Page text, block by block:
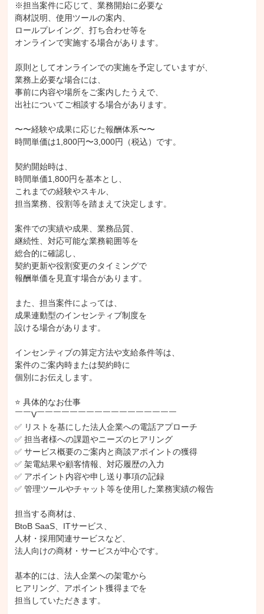
※担当案件に応じて、業務開始に必要な
商材説明、使用ツールの案内、
ロールプレイング、打ち合わせ等を
オンラインで実施する場合があります。
原則としてオンラインでの実施を予定していますが、
業務上必要な場合には、
事前に内容や場所をご案内したうえで、
出社についてご相談する場合があります。
〜〜経験や成果に応じた報酬体系〜〜
時間単価は1,800円〜3,000円（税込）です。
契約開始時は、
時間単価1,800円を基本とし、
これまでの経験やスキル、
担当業務、役割等を踏まえて決定します。
案件での実績や成果、業務品質、
継続性、対応可能な業務範囲等を
総合的に確認し、
契約更新や役割変更のタイミングで
報酬単価を見直す場合があります。
また、担当案件によっては、
成果連動型のインセンティブ制度を
設ける場合があります。
インセンティブの算定方法や支給条件等は、
案件のご案内時または契約時に
個別にお伝えします。
⭐ 具体的なお仕事
￣￣V￣￣￣￣￣￣￣￣￣￣￣￣￣￣￣￣￣
✅ リストを基にした法人企業への電話アプローチ
✅ 担当者様への課題やニーズのヒアリング
✅ サービス概要のご案内と商談アポイントの獲得
✅ 架電結果や顧客情報、対応履歴の入力
✅ アポイント内容や申し送り事項の記録
✅ 管理ツールやチャット等を使用した業務実績の報告
担当する商材は、
BtoB SaaS、ITサービス、
人材・採用関連サービスなど、
法人向けの商材・サービスが中心です。
基本的には、法人企業への架電から
ヒアリング、アポイント獲得までを
担当していただきます。